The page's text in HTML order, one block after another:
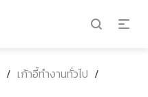
/ เก้าอี้ทำงานทั่วไป /